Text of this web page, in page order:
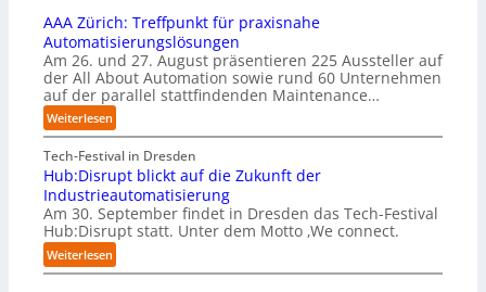
t
i
e
r
u
n
g
a
n
“
t
a
r
t
e
t
B
i
e
t
e
r
v
e
r
u
f
t
S
t
e
f
n
S
c
h
w
a
b
t
e
r
n
e
m
w
o
l
l
e
n
AAA Zürich: Treffpunkt für praxisnahe
Automatisierungslösungen
Am 26. und 27. August präsentieren 225 Aussteller auf
der All About Automation sowie rund 60 Unternehmen
auf der parallel stattfindenden Maintenance…
Weiterlesen:
A
A
A
Z
ü
r
i
c
Tech-Festival in Dresden
Hub:Disrupt blickt auf die Zukunft der
Industrieautomatisierung
Am 30. September findet in Dresden das Tech-Festival
Hub:Disrupt statt. Unter dem Motto ‚We connect.
Weiterlesen:
H